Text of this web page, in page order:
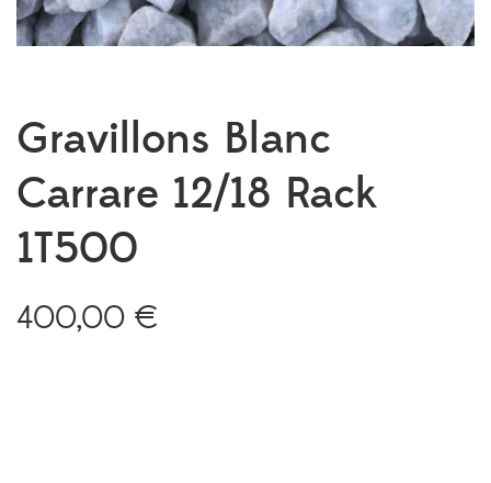
Gravillons Blanc
Carrare 12/18 Rack
1T500
400,00 €